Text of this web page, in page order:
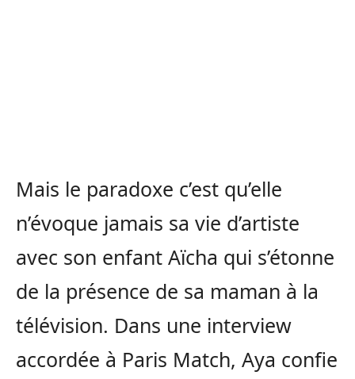
Mais le paradoxe c’est qu’elle
n’évoque jamais sa vie d’artiste
avec son enfant Aïcha qui s’étonne
de la présence de sa maman à la
télévision. Dans une interview
accordée à Paris Match, Aya confie